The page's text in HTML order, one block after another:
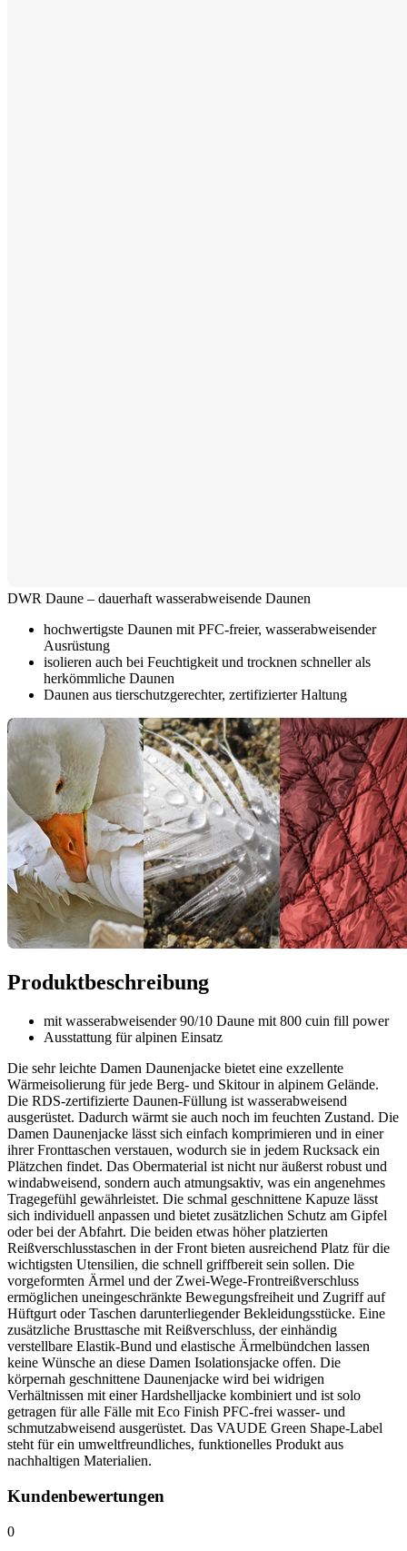
DWR Daune – dauerhaft wasserabweisende Daunen
hochwertigste Daunen mit PFC-freier, wasserabweisender
Ausrüstung
isolieren auch bei Feuchtigkeit und trocknen schneller als
herkömmliche Daunen
Daunen aus tierschutzgerechter, zertifizierter Haltung
Produktbeschreibung
mit wasserabweisender 90/10 Daune mit 800 cuin fill power
Ausstattung für alpinen Einsatz
Die sehr leichte Damen Daunenjacke bietet eine exzellente
Wärmeisolierung für jede Berg- und Skitour in alpinem Gelände.
Die RDS-zertifizierte Daunen-Füllung ist wasserabweisend
ausgerüstet. Dadurch wärmt sie auch noch im feuchten Zustand. Die
Damen Daunenjacke lässt sich einfach komprimieren und in einer
ihrer Fronttaschen verstauen, wodurch sie in jedem Rucksack ein
Plätzchen findet. Das Obermaterial ist nicht nur äußerst robust und
windabweisend, sondern auch atmungsaktiv, was ein angenehmes
Tragegefühl gewährleistet. Die schmal geschnittene Kapuze lässt
sich individuell anpassen und bietet zusätzlichen Schutz am Gipfel
oder bei der Abfahrt. Die beiden etwas höher platzierten
Reißverschlusstaschen in der Front bieten ausreichend Platz für die
wichtigsten Utensilien, die schnell griffbereit sein sollen. Die
vorgeformten Ärmel und der Zwei-Wege-Frontreißverschluss
ermöglichen uneingeschränkte Bewegungsfreiheit und Zugriff auf
Hüftgurt oder Taschen darunterliegender Bekleidungsstücke. Eine
zusätzliche Brusttasche mit Reißverschluss, der einhändig
verstellbare Elastik-Bund und elastische Ärmelbündchen lassen
keine Wünsche an diese Damen Isolationsjacke offen. Die
körpernah geschnittene Daunenjacke wird bei widrigen
Verhältnissen mit einer Hardshelljacke kombiniert und ist solo
getragen für alle Fälle mit Eco Finish PFC-frei wasser- und
schmutzabweisend ausgerüstet. Das VAUDE Green Shape-Label
steht für ein umweltfreundliches, funktionelles Produkt aus
nachhaltigen Materialien.
Kundenbewertungen
0